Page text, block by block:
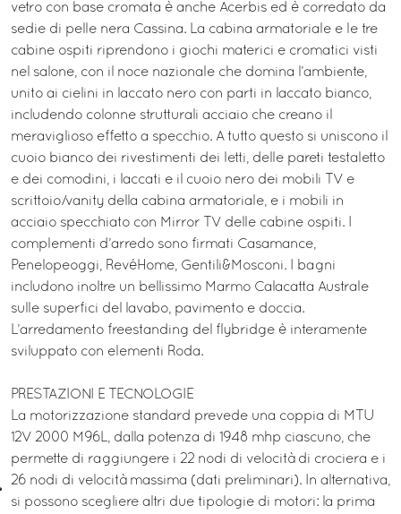
vetro con base cromata è anche Acerbis ed è corredato da
sedie di pelle nera Cassina. La cabina armatoriale e le tre
cabine ospiti riprendono i giochi materici e cromatici visti
nel salone, con il noce nazionale che domina l’ambiente,
unito ai cielini in laccato nero con parti in laccato bianco,
includendo colonne strutturali acciaio che creano il
meraviglioso effetto a specchio. A tutto questo si uniscono il
cuoio bianco dei rivestimenti dei letti, delle pareti testaletto
e dei comodini, i laccati e il cuoio nero dei mobili TV e
scrittoio/vanity della cabina armatoriale, e i mobili in
acciaio specchiato con Mirror TV delle cabine ospiti. I
complementi d’arredo sono firmati Casamance,
Penelopeoggi, RevéHome, Gentili&Mosconi. I bagni
includono inoltre un bellissimo Marmo Calacatta Australe
sulle superfici del lavabo, pavimento e doccia.
L’arredamento freestanding del flybridge è interamente
sviluppato con elementi Roda.
PRESTAZIONI E TECNOLOGIE
La motorizzazione standard prevede una coppia di MTU
12V 2000 M96L, dalla potenza di 1948 mhp ciascuno, che
permette di raggiungere i 22 nodi di velocità di crociera e i
26 nodi di velocità massima (dati preliminari). In alternativa,
si possono scegliere altri due tipologie di motori: la prima